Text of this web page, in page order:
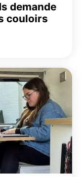
demande
couloirs